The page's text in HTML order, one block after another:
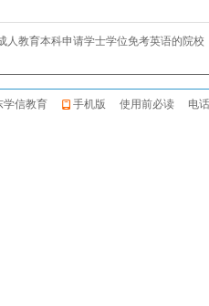
人教育本科申请学士学位免考英语的院校
学信教育 手机版 使用前必读 电话